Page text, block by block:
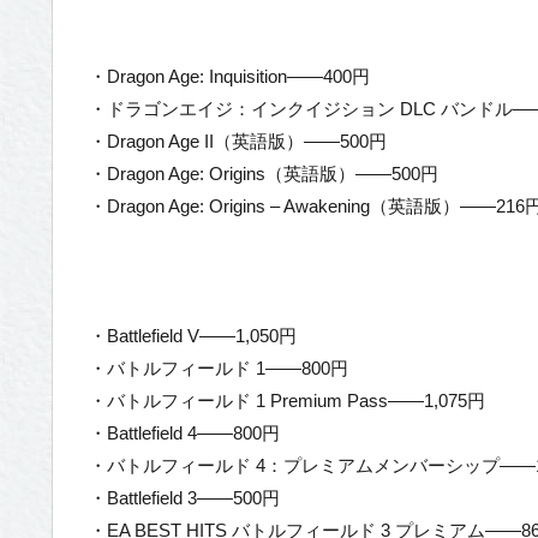
・Dragon Age: Inquisition——400円
・ドラゴンエイジ：インクイジション DLC バンドル
・Dragon Age II（英語版）——500円
・Dragon Age: Origins（英語版）——500円
・Dragon Age: Origins – Awakening（英語版）——216
・Battlefield V——1,050円
・バトルフィールド 1——800円
・バトルフィールド 1 Premium Pass——1,075円
・Battlefield 4——800円
・バトルフィールド 4：プレミアムメンバーシップ
・Battlefield 3——500円
・EA BEST HITS バトルフィールド 3 プレミアム